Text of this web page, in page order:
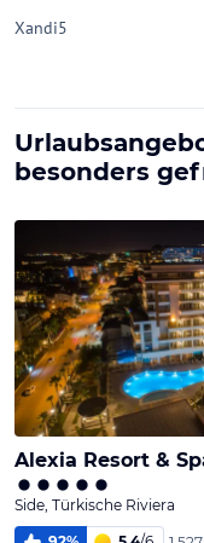
Xandi5